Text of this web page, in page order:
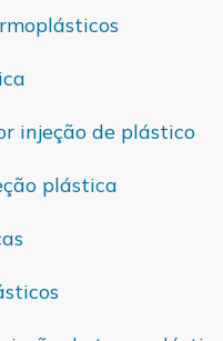
injeção de plástico
plástica